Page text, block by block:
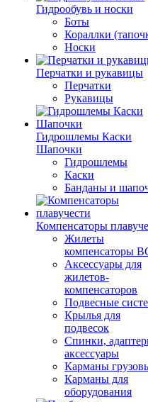
Гидрообувь и носки
Боты
Кораллки
Носки
Перчатки и рукавицы
Перчатки
Рукавицы
Гидрошлемы Каски
Шапочки
Гидрошлемы
Каски
Банданы и
Компенсаторы
Жилеты
компенсаторы
Аксессуары для
жилетов-
компенсаторов
Подвесные
Крылья для
подвесок
Спинки,
аксессуары
Карманы
Карманы для
оборудования